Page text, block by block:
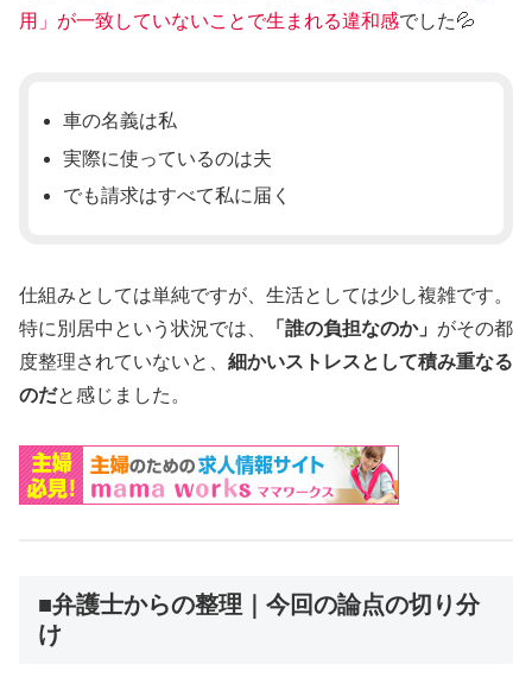
用」が一致していないことで生まれる違和感でした💦
車の名義は私
実際に使っているのは夫
でも請求はすべて私に届く
仕組みとしては単純ですが、生活としては少し複雑です。
特に別居中という状況では、
「誰の負担なのか」 がその都
度整理されていないと、 細かいストレスとして積み重なる
のだと感じました。
■弁護士からの整理｜今回の論点の切り分
け